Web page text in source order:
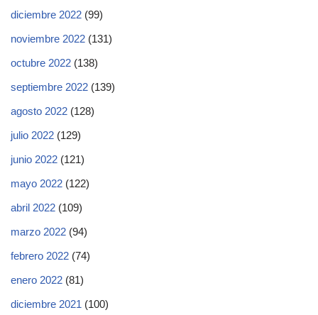
diciembre 2022 (99)
noviembre 2022 (131)
octubre 2022 (138)
septiembre 2022 (139)
agosto 2022 (128)
julio 2022 (129)
junio 2022 (121)
mayo 2022 (122)
abril 2022 (109)
marzo 2022 (94)
febrero 2022 (74)
enero 2022 (81)
diciembre 2021 (100)